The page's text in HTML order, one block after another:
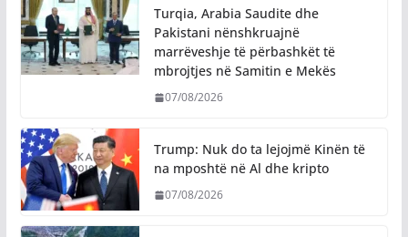
Turqia, Arabia Saudite dhe
Pakistani nënshkruajnë
marrëveshje të përbashkët të
mbrojtjes në Samitin e Mekës
07/08/2026
Trump: Nuk do ta lejojmë Kinën të
na mposhtë në Al dhe kripto
07/08/2026